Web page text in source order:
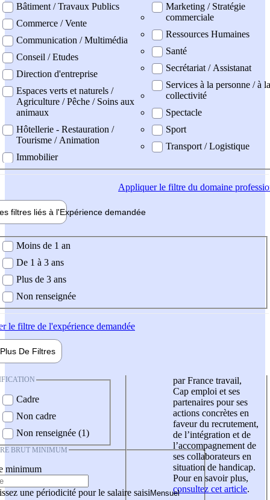
Bâtiment / Travaux Publics
Commerce / Vente
Communication / Multimédia
Conseil / Etudes
Direction d'entreprise
Espaces verts et naturels /
Agriculture / Pêche / Soins aux
animaux
Hôtellerie - Restauration /
Tourisme / Animation
Immobilier
Marketing / Stratégie
commerciale
Ressources Humaines
Santé
Secrétariat / Assistanat
Services à la personne / à la
collectivité
Spectacle
Sport
Transport / Logistique
Appliquerle filtre du domaine
filtres liés à l'Expérience demandée
demandée
Moins de 1 an
De 1 à 3 ans
Plus de 3 ans
Non renseignée
le filtre de l'expérience demandée
Plus De Filtres
Cadre
Non cadre
Non renseignée (1)
BRUT MINIMUM
minimum
une périodicité pour le salaire saisi
par France travail,
Cap emploi et ses
partenaires pour ses
actions concrètes en
faveur du recrutement,
de l’intégration et de
l’accompagnement de
ses collaborateurs en
situation de handicap.
Pour en savoir plus,
consultez cet article.